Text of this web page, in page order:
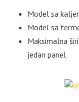
Model sa
Model sa
Maksimalna
jedan panel